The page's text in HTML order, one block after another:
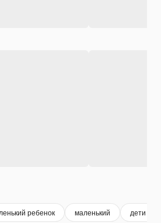
ребенок маленький дети